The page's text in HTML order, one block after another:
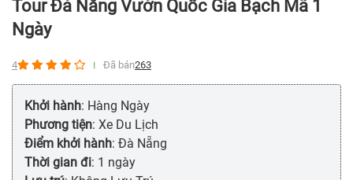
Tour Đà Nẵng Vườn Quốc Gia Bạch Mã 1
Ngày
4 Đã bán263
Khởi hành: Hàng Ngày
Phương tiện: Xe Du Lịch
Điểm khởi hành: Đà Nẵng
Thời gian đi: 1 ngày